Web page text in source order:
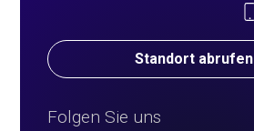
Standort abrufen
Folgen Sie uns